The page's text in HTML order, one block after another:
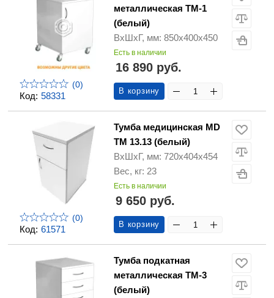
Код: 58331
(0)
металлическая ТМ-1
(белый)
ВхШхГ, мм: 850х400х450
Есть в наличии
16 890 руб.
В корзину
Код: 61571
(0)
Тумба медицинская MD
ТМ 13.13 (белый)
ВхШхГ, мм: 720х404х454
Вес, кг: 23
Есть в наличии
9 650 руб.
В корзину
Тумба подкатная
металлическая ТМ-3
(белый)